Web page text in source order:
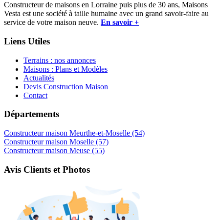
Constructeur de maisons en Lorraine puis plus de 30 ans, Maisons
Vesta est une société à taille humaine avec un grand savoir-faire au
service de votre maison neuve. En savoir +
Liens Utiles
Terrains : nos annonces
Maisons : Plans et Modèles
Actualités
Devis Construction Maison
Contact
Départements
Constructeur maison Meurthe-et-Moselle (54)
Constructeur maison Moselle (57)
Constructeur maison Meuse (55)
Avis Clients et Photos